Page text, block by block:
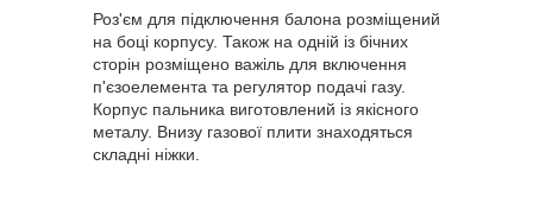
Роз'єм для підключення балона розміщений
на боці корпусу. Також на одній із бічних
сторін розміщено важіль для включення
п'єзоелемента та регулятор подачі газу.
Корпус пальника виготовлений із якісного
металу. Внизу газової плити знаходяться
складні ніжки.